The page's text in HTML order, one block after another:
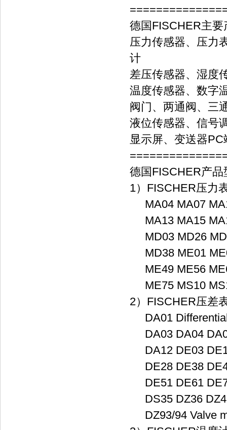
德国FISCHER主要
压力传感器、压力
计
差压传感器、湿度
温度传感器、数字
阀门、两通阀、三
液位传感器、信号
显示屏、变送器
德国FISCHER产品
1）FISCHER压力
MA04 MA07
MA13 MA15
MD03 MD26
MD38 ME01
ME49 ME56
ME75 MS10
2）FISCHER压差
DA01
DA03 DA04
DA12 DE03
DE28 DE38
DE51 DE61
DS35 DZ36
DZ93/94 Valve